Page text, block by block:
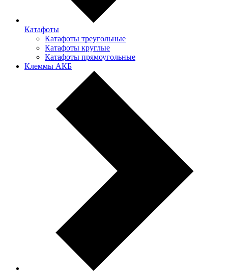
Катафоты
Катафоты треугольные
Катафоты круглые
Катафоты прямоугольные
Клеммы АКБ